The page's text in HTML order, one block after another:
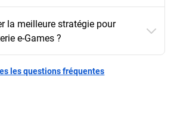
la meilleure stratégie pour
e-Games ?
les questions fréquentes